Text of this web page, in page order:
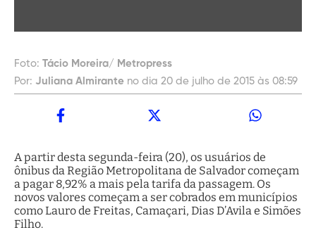
Foto: Tácio Moreira/ Metropress
Por: Juliana Almirante no dia 20 de julho de 2015 às 08:59
A partir desta segunda-feira (20), os usuários de
ônibus da Região Metropolitana de Salvador começam
a pagar 8,92% a mais pela tarifa da passagem. Os
novos valores começam a ser cobrados em municípios
como Lauro de Freitas, Camaçari, Dias D’Avila e Simões
Filho.